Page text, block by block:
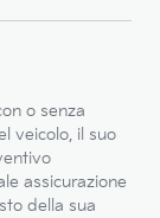
o senza
veicolo, il suo
assicurazione
della sua